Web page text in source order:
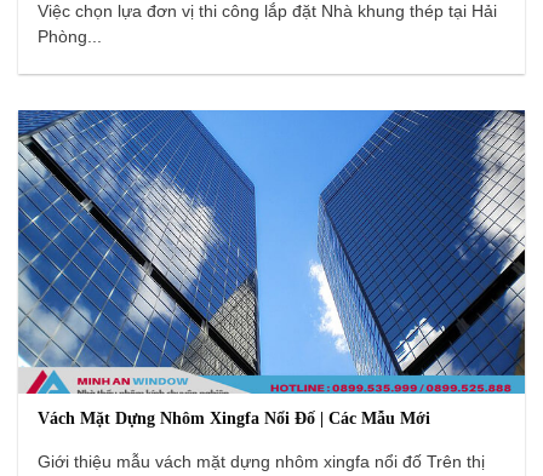
Việc chọn lựa đơn vị thi công lắp đặt Nhà khung thép tại Hải
Phòng...
Vách Mặt Dựng Nhôm Xingfa Nổi Đố | Các Mẫu Mới
Giới thiệu mẫu vách mặt dựng nhôm xingfa nổi đố Trên thị